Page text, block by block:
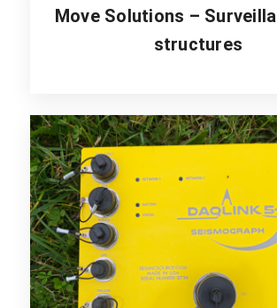
Move Solutions –
structures